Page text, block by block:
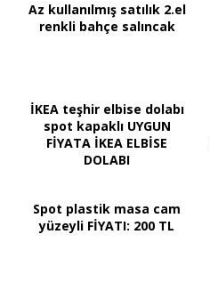
Az kullanılmış satılık 2.el
renkli bahçe salıncak
İKEA teşhir elbise dolabı
spot kapaklı UYGUN
FİYATA İKEA ELBİSE
DOLABI
Spot plastik masa cam
yüzeyli FİYATI: 200 TL